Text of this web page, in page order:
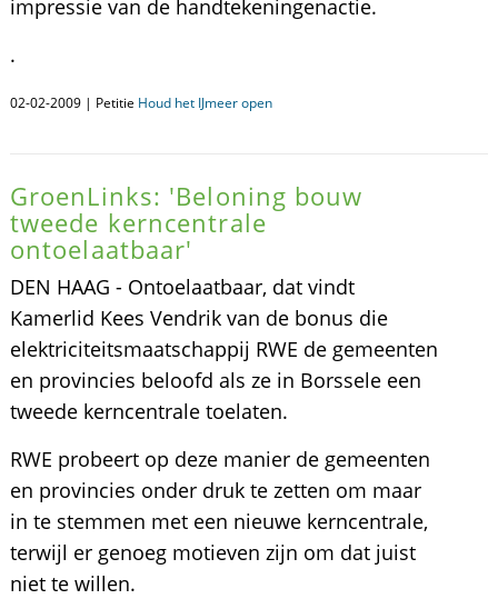
impressie van de handtekeningenactie.
.
02-02-2009 | Petitie Houd het IJmeer open
GroenLinks: 'Beloning bouw
tweede kerncentrale
ontoelaatbaar'
DEN HAAG - Ontoelaatbaar, dat vindt
Kamerlid Kees Vendrik van de bonus die
elektriciteitsmaatschappij RWE de gemeenten
en provincies beloofd als ze in Borssele een
tweede kerncentrale toelaten.
RWE probeert op deze manier de gemeenten
en provincies onder druk te zetten om maar
in te stemmen met een nieuwe kerncentrale,
terwijl er genoeg motieven zijn om dat juist
niet te willen.